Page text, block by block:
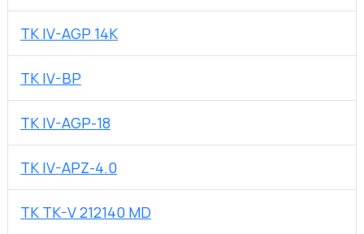
TK IV-AGP 14K
TK IV-BP
TK IV-AGP-18
TK IV-APZ-4.0
TK TK-V 212140 MD